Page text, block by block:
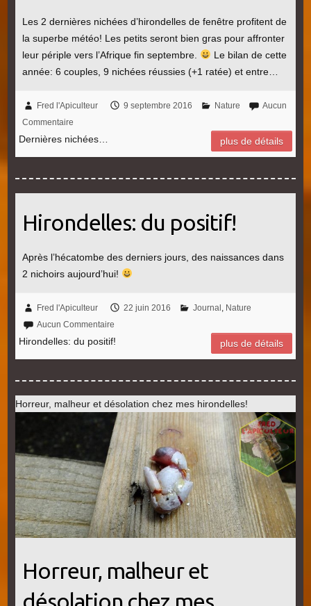
Les 2 dernières nichées d’hirondelles de fenêtre profitent de
la superbe météo! Les petits seront bien gras pour affronter
leur périple vers l’Afrique fin septembre.
Le bilan de cette
année: 6 couples, 9 nichées réussies (+1 ratée) et entre…
Fred l'Apiculteur 9 septembre 2016 Nature
Aucun
Commentaire
Dernières nichées… plus de détails
Hirondelles: du positif!
Après l’hécatombe des derniers jours, des naissances dans
2 nichoirs aujourd’hui!
Fred l'Apiculteur 22 juin 2016 Journal , Nature
Aucun Commentaire
Hirondelles: du positif! plus de détails
Horreur, malheur et désolation chez mes hirondelles!
Horreur, malheur et